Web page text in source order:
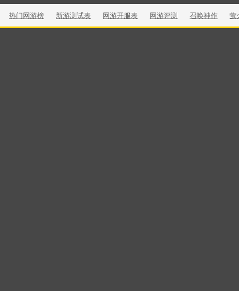
热门网游榜 新游测试表 网游开服表 网游评测 召唤神作 萤